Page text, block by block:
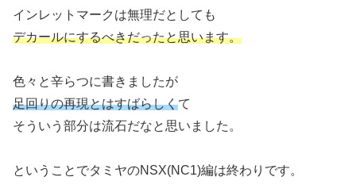
インレットマークは無理だとしても
デカールにするべきだったと思います。
色々と辛らつに書きましたが
足回りの再現とはすばらしくて
そういう部分は流石だなと思いました。
ということでタミヤのNSX(NC1)編は終わりです。